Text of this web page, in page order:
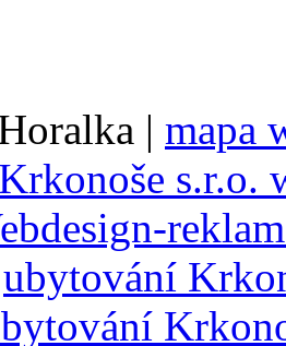
| mapa
s.r.o.
ubytování